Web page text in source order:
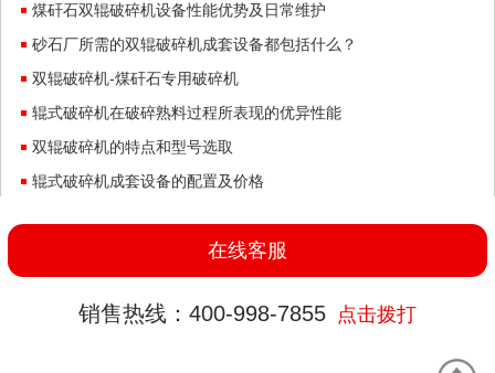
煤矸石双辊破碎机设备性能优势及日常维护
砂石厂所需的双辊破碎机成套设备都包括什么？
双辊破碎机-煤矸石专用破碎机
辊式破碎机在破碎熟料过程所表现的优异性能
双辊破碎机的特点和型号选取
辊式破碎机成套设备的配置及价格
在线客服
销售热线：400-998-7855 点击拨打